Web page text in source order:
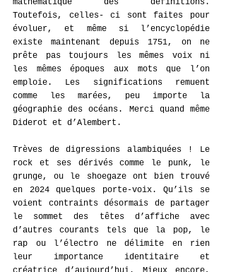
mathématique des définitions.
Toutefois, celles- ci sont faites pour
évoluer, et même si l’encyclopédie
existe maintenant depuis 1751, on ne
prête pas toujours les mêmes voix ni
les mêmes époques aux mots que l’on
emploie. Les significations remuent
comme les marées, peu importe la
géographie des océans. Merci quand même
Diderot et d’Alembert.
Trèves de digressions alambiquées ! Le
rock et ses dérivés comme le punk, le
grunge, ou le shoegaze ont bien trouvé
en 2024 quelques porte-voix. Qu’ils se
voient contraints désormais de partager
le sommet des têtes d’affiche avec
d’autres courants tels que la pop, le
rap ou l’électro ne délimite en rien
leur importance identitaire et